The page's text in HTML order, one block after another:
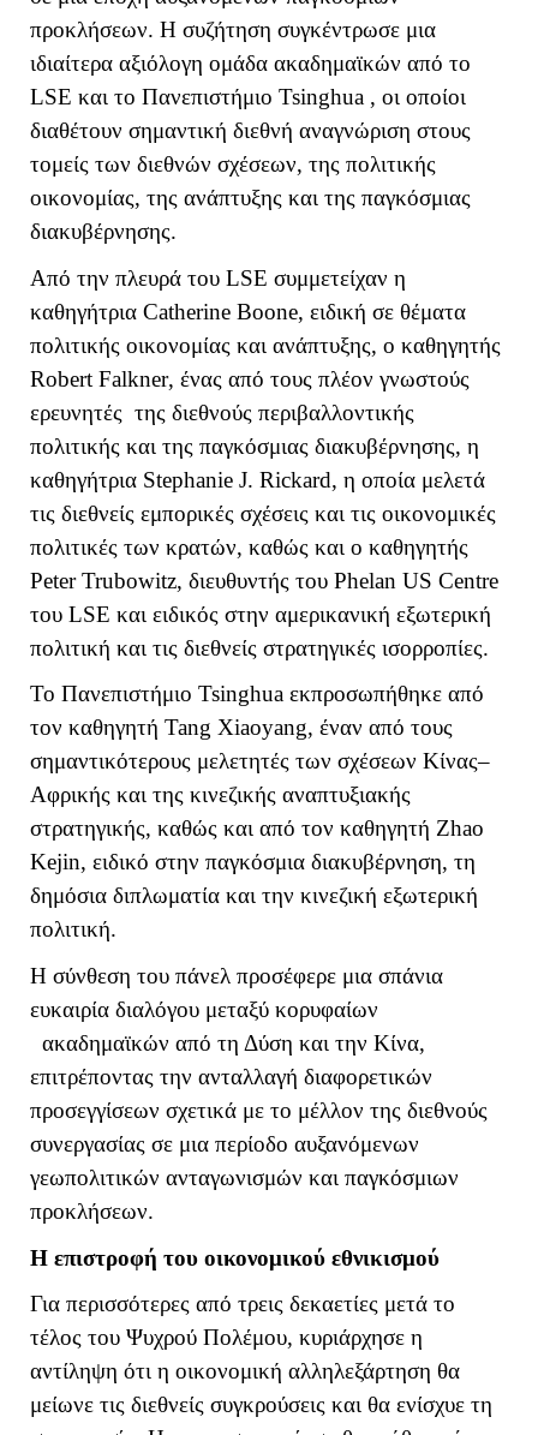
προκλήσεων. Η συζήτηση συγκέντρωσε μια
ιδιαίτερα αξιόλογη ομάδα ακαδημαϊκών από το
LSE και το Πανεπιστήμιο Tsinghua , οι οποίοι
διαθέτουν σημαντική διεθνή αναγνώριση στους
τομείς των διεθνών σχέσεων, της πολιτικής
οικονομίας, της ανάπτυξης και της παγκόσμιας
διακυβέρνησης.
Από την πλευρά του LSE συμμετείχαν η
καθηγήτρια Catherine Boone, ειδική σε θέματα
πολιτικής οικονομίας και ανάπτυξης, ο καθηγητής
Robert Falkner, ένας από τους πλέον γνωστούς
ερευνητές της διεθνούς περιβαλλοντικής
πολιτικής και της παγκόσμιας διακυβέρνησης, η
καθηγήτρια Stephanie J. Rickard, η οποία μελετά
τις διεθνείς εμπορικές σχέσεις και τις οικονομικές
πολιτικές των κρατών, καθώς και ο καθηγητής
Peter Trubowitz, διευθυντής του Phelan US Centre
του LSE και ειδικός στην αμερικανική εξωτερική
πολιτική και τις διεθνείς στρατηγικές ισορροπίες.
Το Πανεπιστήμιο Tsinghua εκπροσωπήθηκε από
τον καθηγητή Tang Xiaoyang, έναν από τους
σημαντικότερους μελετητές των σχέσεων Κίνας–
Αφρικής και της κινεζικής αναπτυξιακής
στρατηγικής, καθώς και από τον καθηγητή Zhao
Kejin, ειδικό στην παγκόσμια διακυβέρνηση, τη
δημόσια διπλωματία και την κινεζική εξωτερική
πολιτική.
Η σύνθεση του πάνελ προσέφερε μια σπάνια
ευκαιρία διαλόγου μεταξύ κορυφαίων
ακαδημαϊκών από τη Δύση και την Κίνα,
επιτρέποντας την ανταλλαγή διαφορετικών
προσεγγίσεων σχετικά με το μέλλον της διεθνούς
συνεργασίας σε μια περίοδο αυξανόμενων
γεωπολιτικών ανταγωνισμών και παγκόσμιων
προκλήσεων.
Η επιστροφή του οικονομικού εθνικισμού
Για περισσότερες από τρεις δεκαετίες μετά το
τέλος του Ψυχρού Πολέμου, κυριάρχησε η
αντίληψη ότι η οικονομική αλληλεξάρτηση θα
μείωνε τις διεθνείς συγκρούσεις και θα ενίσχυε τη